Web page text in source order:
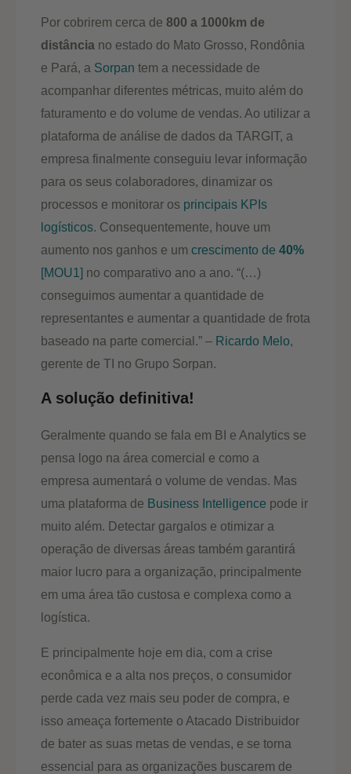
Por cobrirem cerca de 800 a 1000km de
distância no estado do Mato Grosso, Rondônia
e Pará, a Sorpan tem a necessidade de
acompanhar diferentes métricas, muito além do
faturamento e do volume de vendas. Ao utilizar a
plataforma de análise de dados da TARGIT, a
empresa finalmente conseguiu levar informação
para os seus colaboradores, dinamizar os
processos e monitorar os principais KPIs
logísticos. Consequentemente, houve um
aumento nos ganhos e um crescimento de 40%
[MOU1] no comparativo ano a ano. “(…)
conseguimos aumentar a quantidade de
representantes e aumentar a quantidade de frota
baseado na parte comercial.” – Ricardo Melo,
gerente de TI no Grupo Sorpan.
A solução definitiva!
Geralmente quando se fala em BI e Analytics se
pensa logo na área comercial e como a
empresa aumentará o volume de vendas. Mas
uma plataforma de Business Intelligence pode ir
muito além. Detectar gargalos e otimizar a
operação de diversas áreas também garantirá
maior lucro para a organização, principalmente
em uma área tão custosa e complexa como a
logística.
E principalmente hoje em dia, com a crise
econômica e a alta nos preços, o consumidor
perde cada vez mais seu poder de compra, e
isso ameaça fortemente o Atacado Distribuidor
de bater as suas metas de vendas, e se torna
essencial para as organizações buscarem de